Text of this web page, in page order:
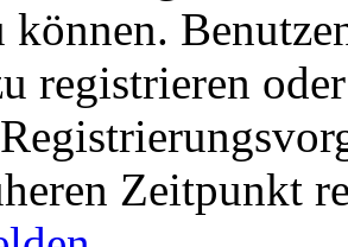
können.
registrieren
Zeitpunkt